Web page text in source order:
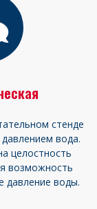
стенде
вода.
целостность
возможность
давление воды.